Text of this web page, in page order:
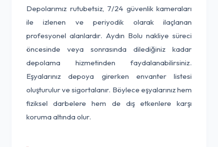
Depolarımız rutubetsiz, 7/24 güvenlik kameraları
ile izlenen ve periyodik olarak ilaçlanan
profesyonel alanlardır. Aydın Bolu nakliye süreci
öncesinde veya sonrasında dilediğiniz kadar
depolama hizmetinden faydalanabilirsiniz.
Eşyalarınız depoya girerken envanter listesi
oluşturulur ve sigortalanır. Böylece eşyalarınız hem
fiziksel darbelere hem de dış etkenlere karşı
koruma altında olur.